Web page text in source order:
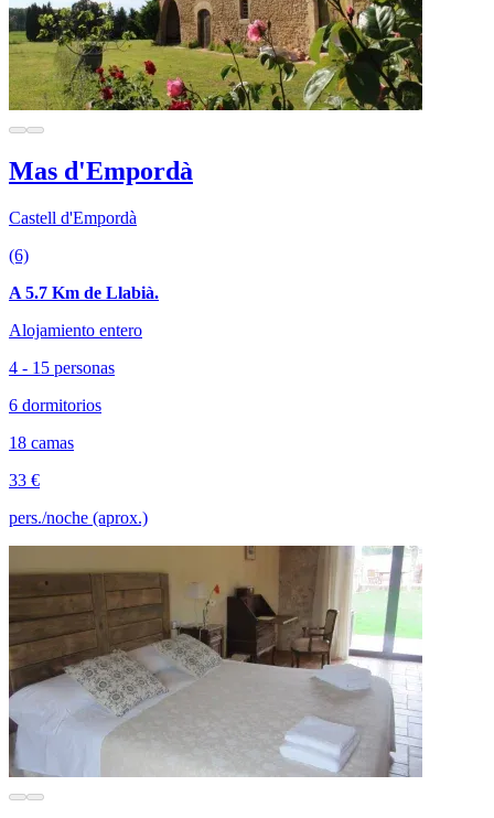
Mas d'Empordà
Castell d'Empordà
(6)
A 5.7 Km de Llabià.
Alojamiento entero
4 - 15 personas
6 dormitorios
18 camas
33 €
pers./noche (aprox.)